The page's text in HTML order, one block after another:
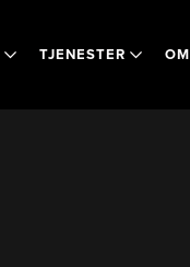
TJENESTER